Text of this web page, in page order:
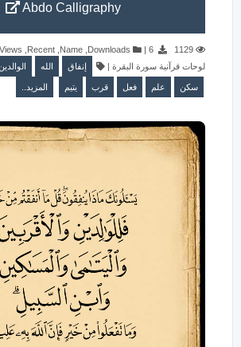
Abdo Calligraphy
1129
6
|
Downloads
,
Name
,
Recent
,
Views
,
لوحات قرآنية سورة البقرة | إنفاق الله الوالدين
سكن علم فعل قرب يتيم المزيد..